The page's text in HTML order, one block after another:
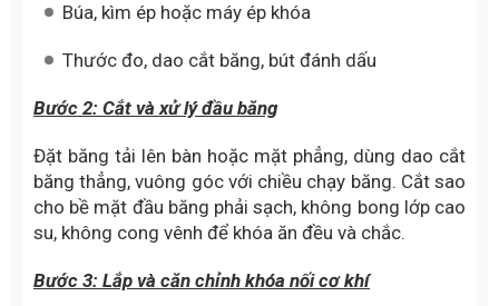
Búa, kìm ép hoặc máy ép khóa
Thước đo, dao cắt băng, bút đánh dấu
Bước 2: Cắt và xử lý đầu băng
Đặt băng tải lên bàn hoặc mặt phẳng, dùng dao cắt
băng thẳng, vuông góc với chiều chạy băng. Cắt sao
cho bề mặt đầu băng phải sạch, không bong lớp cao
su, không cong vênh để khóa ăn đều và chắc.
Bước 3: Lắp và căn chỉnh khóa nối cơ khí